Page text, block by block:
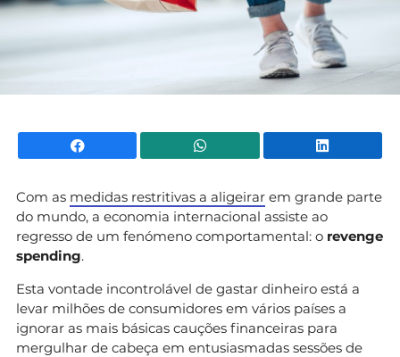
Facebook WhatsApp
Com as medidas restritivas a aligeirar em grande parte
do mundo, a economia internacional assiste ao
regresso de um fenómeno comportamental: o revenge
spending.
Esta vontade incontrolável de gastar dinheiro está a
levar milhões de consumidores em vários países a
ignorar as mais básicas cauções financeiras para
mergulhar de cabeça em entusiasmadas sessões de